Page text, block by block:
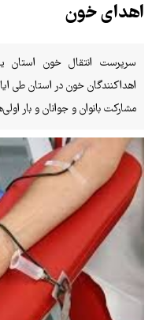
اهدای خون
سرپرست انتقال خون استان
اهداکنندگان خون در استان طی
مشارکت بانوان و جوانان و بار